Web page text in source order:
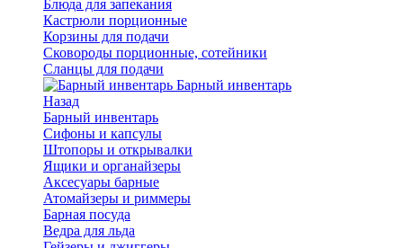
Блюда для запекания
Кастрюли порционные
Корзины для подачи
Сковороды порционные, сотейники
Сланцы для подачи
Барный инвентарь
Назад
Барный инвентарь
Сифоны и капсулы
Штопоры и открывалки
Ящики и органайзеры
Аксесуары барные
Атомайзеры и риммеры
Барная посуда
Ведра для льда